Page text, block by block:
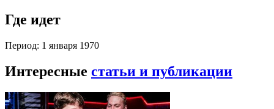
Где идет
Период: 1 января 1970
Интересные статьи и публикации